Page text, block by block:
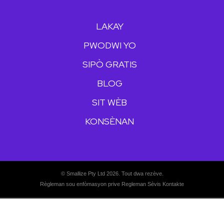
LAKAY
PWODWI YO
SIPÒ GRATIS
BLOG
SIT WÈB
KONSÈNAN
© Smallize Pty Ltd 2026. Tout dwa rezève.
Règleman sou enfòmasyon prive Regleman Sèvis Kontakte